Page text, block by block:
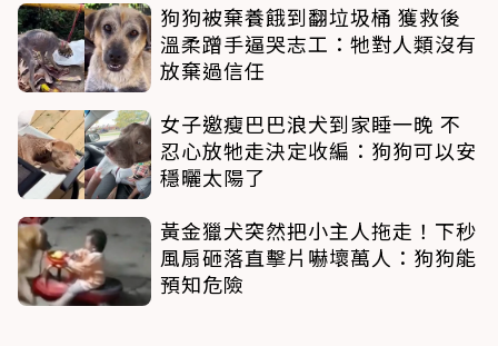
狗狗被棄養餓到翻垃圾桶 獲救後
溫柔蹭手逼哭志工：牠對人類沒有
放棄過信任
女子邀瘦巴巴浪犬到家睡一晚 不
忍心放牠走決定收編：狗狗可以安
穩曬太陽了
黃金獵犬突然把小主人拖走！下秒
風扇砸落直擊片嚇壞萬人：狗狗能
預知危險